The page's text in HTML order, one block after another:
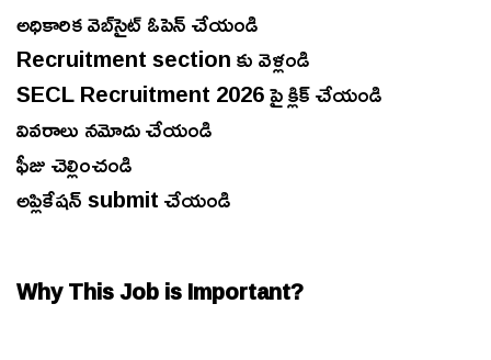
అధికారిక వెబ్‌సైట్ ఓపెన్ చేయండి
Recruitment section కు వెళ్లండి
SECL Recruitment 2026 పై క్లిక్ చేయండి
వివరాలు నమోదు చేయండి
ఫీజు చెల్లించండి
అప్లికేషన్ submit చేయండి
Why This Job is Important?